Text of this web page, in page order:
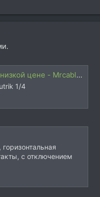
цене - Mrcable.ru
1/4
с отключением